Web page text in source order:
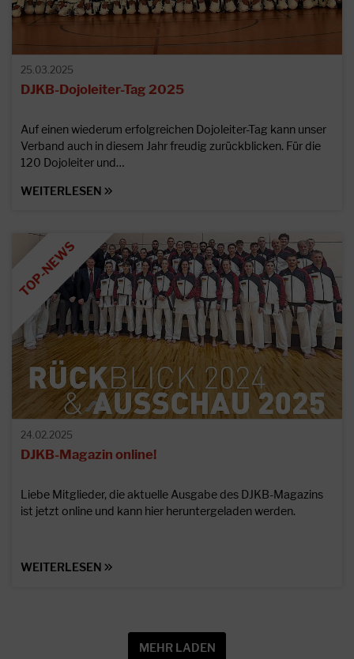
25.03.2025
DJKB-Dojoleiter-Tag 2025
Auf einen wiederum erfolgreichen Dojoleiter-Tag kann unser
Verband auch in diesem Jahr freudig zurückblicken. Für die
120 Dojoleiter und…
WEITERLESEN
24.02.2025
DJKB-Magazin online!
Liebe Mitglieder, die aktuelle Ausgabe des DJKB-Magazins
ist jetzt online und kann hier heruntergeladen werden.
WEITERLESEN
MEHR LADEN